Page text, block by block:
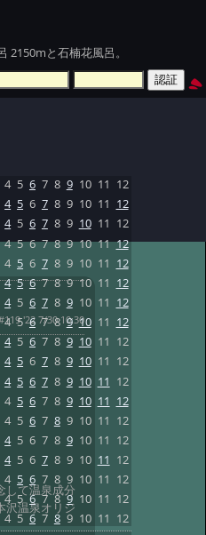
2150mと石楠花風呂。
'22 7/30 10:30
して温泉成分
沢温泉オリジ
4 5 6 7 8 9 10 11 12
4 5 6 7 8 9 10 11 12
4 5 6 7 8 9 10 11 12
4 5 6 7 8 9 10 11 12
4 5 6 7 8 9 10 11 12
4 5 6 7 8 9 10 11 12
4 5 6 7 8 9 10 11 12
4 5 6 7 8 9 10 11 12
4 5 6 7 8 9 10 11 12
4 5 6 7 8 9 10 11 12
4 5 6 7 8 9 10 11 12
4 5 6 7 8 9 10 11 12
4 5 6 7 8 9 10 11 12
4 5 6 7 8 9 10 11 12
4 5 6 7 8 9 10 11 12
4 5 6 7 8 9 10 11 12
4 5 6 7 8 9 10 11 12
4 5 6 7 8 9 10 11 12